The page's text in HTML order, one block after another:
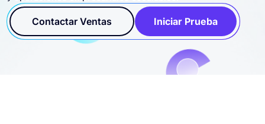
Contactar Ventas Iniciar Prueba